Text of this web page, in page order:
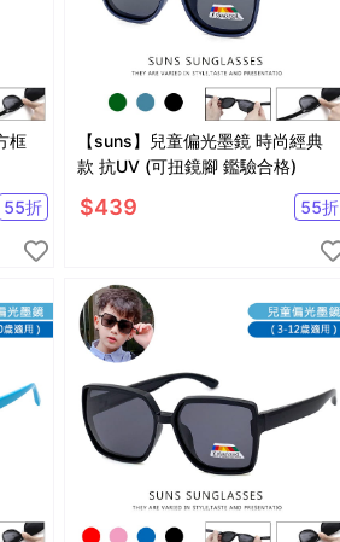
框
55折
【suns】兒童偏光墨鏡 時尚經典
款 抗UV (可扭鏡腳 鑑驗合格)
$439 55折